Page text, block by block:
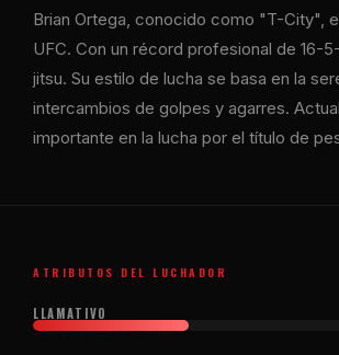
Brian Ortega, conocido como "T-City",
UFC. Con un récord profesional de 16-
jitsu. Su estilo de lucha se basa en la
intercambios de golpes y agarres.
importante en la lucha por el título de
ATRIBUTOS DEL LUCHADOR
LLAMATIVO